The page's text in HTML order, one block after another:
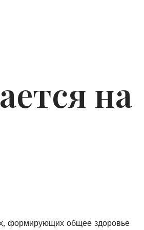
на
формирующих общее здоровье